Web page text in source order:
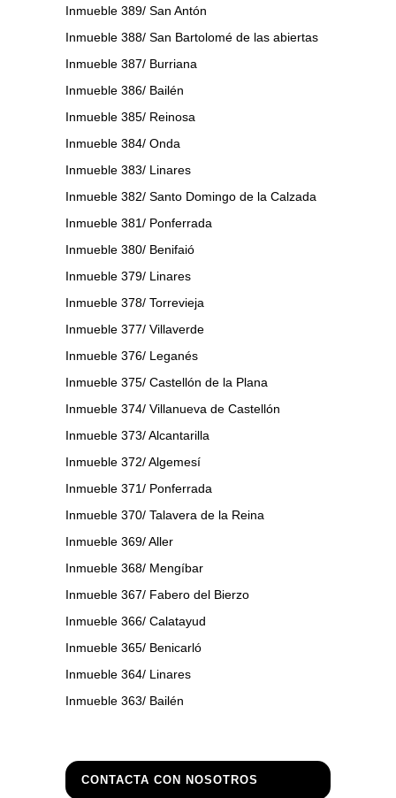
Inmueble 389/ San Antón
Inmueble 388/ San Bartolomé de las abiertas
Inmueble 387/ Burriana
Inmueble 386/ Bailén
Inmueble 385/ Reinosa
Inmueble 384/ Onda
Inmueble 383/ Linares
Inmueble 382/ Santo Domingo de la Calzada
Inmueble 381/ Ponferrada
Inmueble 380/ Benifaió
Inmueble 379/ Linares
Inmueble 378/ Torrevieja
Inmueble 377/ Villaverde
Inmueble 376/ Leganés
Inmueble 375/ Castellón de la Plana
Inmueble 374/ Villanueva de Castellón
Inmueble 373/ Alcantarilla
Inmueble 372/ Algemesí
Inmueble 371/ Ponferrada
Inmueble 370/ Talavera de la Reina
Inmueble 369/ Aller
Inmueble 368/ Mengíbar
Inmueble 367/ Fabero del Bierzo
Inmueble 366/ Calatayud
Inmueble 365/ Benicarló
Inmueble 364/ Linares
Inmueble 363/ Bailén
CONTACTA CON NOSOTROS